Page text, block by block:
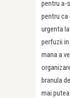
pentru a-
pentru
urgenta
perfuzii
mana a
branula
mai